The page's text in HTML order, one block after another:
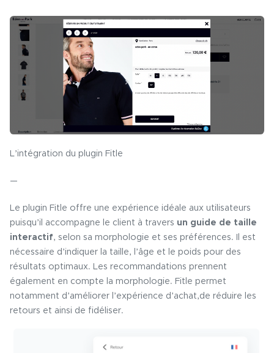
L’intégration du plugin Fitle
—
Le plugin Fitle offre une expérience idéale aux utilisateurs
puisqu’il accompagne le client à travers un guide de taille
interactif, selon sa morphologie et ses préférences. Il est
nécessaire d’indiquer la taille, l’âge et le poids pour des
résultats optimaux. Les recommandations prennent
également en compte la morphologie. Fitle permet
notamment d’améliorer l’expérience d’achat,de réduire les
retours et ainsi de fidéliser.